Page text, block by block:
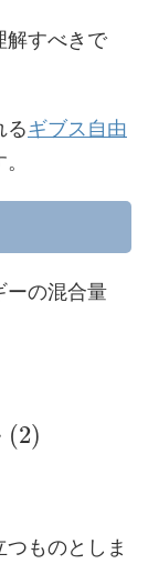
解すべきで
るギブス自由
ーの混合量
(2)
ものとしま